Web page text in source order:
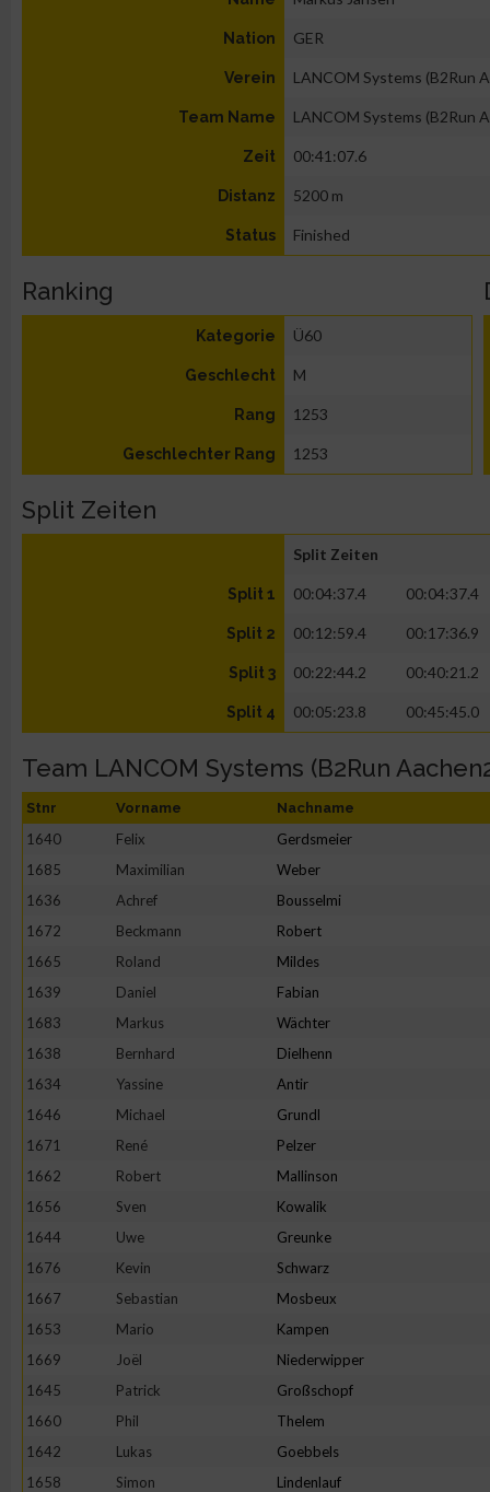
Nation GER
Verein LANCOM Systems (B2Run
Team Name LANCOM Systems (B2Run
Zeit 00:41:07.6
Distanz 5200 m
Status Finished
Ranking
Kategorie Ü60
Geschlecht M
Rang 1253
Geschlechter Rang 1253
Split Zeiten
Split Zeiten
Split 1 00:04:37.4 00:04:37.4
Split 2 00:12:59.4 00:17:36.9
Split 3 00:22:44.2 00:40:21.2
Split 4 00:05:23.8 00:45:45.0
Team LANCOM Systems (B2Run
Stnr Vorname Nachname
1640 Felix Gerdsmeier
1685
Maximilian Weber
1636
Achref Bousselmi
1672
Beckmann Robert
1665
Roland Mildes
1639
Daniel Fabian
1683
Markus Wächter
1638
Bernhard Dielhenn
1634
Yassine Antir
1646
Michael Grundl
1671
René Pelzer
1662
Robert Mallinson
1656
Sven Kowalik
1644
Uwe Greunke
1676
Kevin Schwarz
1667
Sebastian Mosbeux
1653
Mario Kampen
1669
Joël Niederwipper
1645
Patrick Großschopf
1660
Phil Thelem
1642
Lukas Goebbels
1658
Simon Lindenlauf